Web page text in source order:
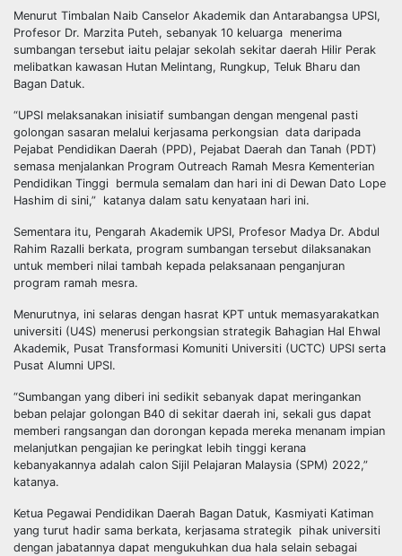
Menurut Timbalan Naib Canselor Akademik dan Antarabangsa UPSI,
Profesor Dr. Marzita Puteh, sebanyak 10 keluarga menerima
sumbangan tersebut iaitu pelajar sekolah sekitar daerah Hilir Perak
melibatkan kawasan Hutan Melintang, Rungkup, Teluk Bharu dan
Bagan Datuk.
“UPSI melaksanakan inisiatif sumbangan dengan mengenal pasti
golongan sasaran melalui kerjasama perkongsian data daripada
Pejabat Pendidikan Daerah (PPD), Pejabat Daerah dan Tanah (PDT)
semasa menjalankan Program Outreach Ramah Mesra Kementerian
Pendidikan Tinggi bermula semalam dan hari ini di Dewan Dato Lope
Hashim di sini,” katanya dalam satu kenyataan hari ini.
Sementara itu, Pengarah Akademik UPSI, Profesor Madya Dr. Abdul
Rahim Razalli berkata, program sumbangan tersebut dilaksanakan
untuk memberi nilai tambah kepada pelaksanaan penganjuran
program ramah mesra.
Menurutnya, ini selaras dengan hasrat KPT untuk memasyarakatkan
universiti (U4S) menerusi perkongsian strategik Bahagian Hal Ehwal
Akademik, Pusat Transformasi Komuniti Universiti (UCTC) UPSI serta
Pusat Alumni UPSI.
“Sumbangan yang diberi ini sedikit sebanyak dapat meringankan
beban pelajar golongan B40 di sekitar daerah ini, sekali gus dapat
memberi rangsangan dan dorongan kepada mereka menanam impian
melanjutkan pengajian ke peringkat lebih tinggi kerana
kebanyakannya adalah calon Sijil Pelajaran Malaysia (SPM) 2022,”
katanya.
Ketua Pegawai Pendidikan Daerah Bagan Datuk, Kasmiyati Katiman
yang turut hadir sama berkata, kerjasama strategik pihak universiti
dengan jabatannya dapat mengukuhkan dua hala selain sebagai